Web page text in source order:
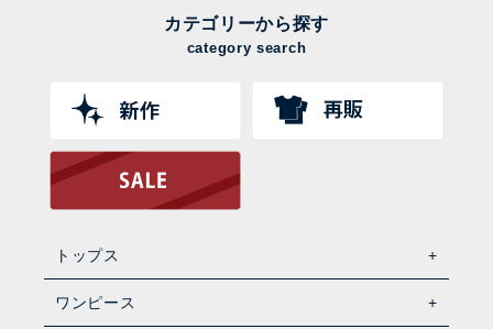
カテゴリーから探す
category search
トップス
ワンピース